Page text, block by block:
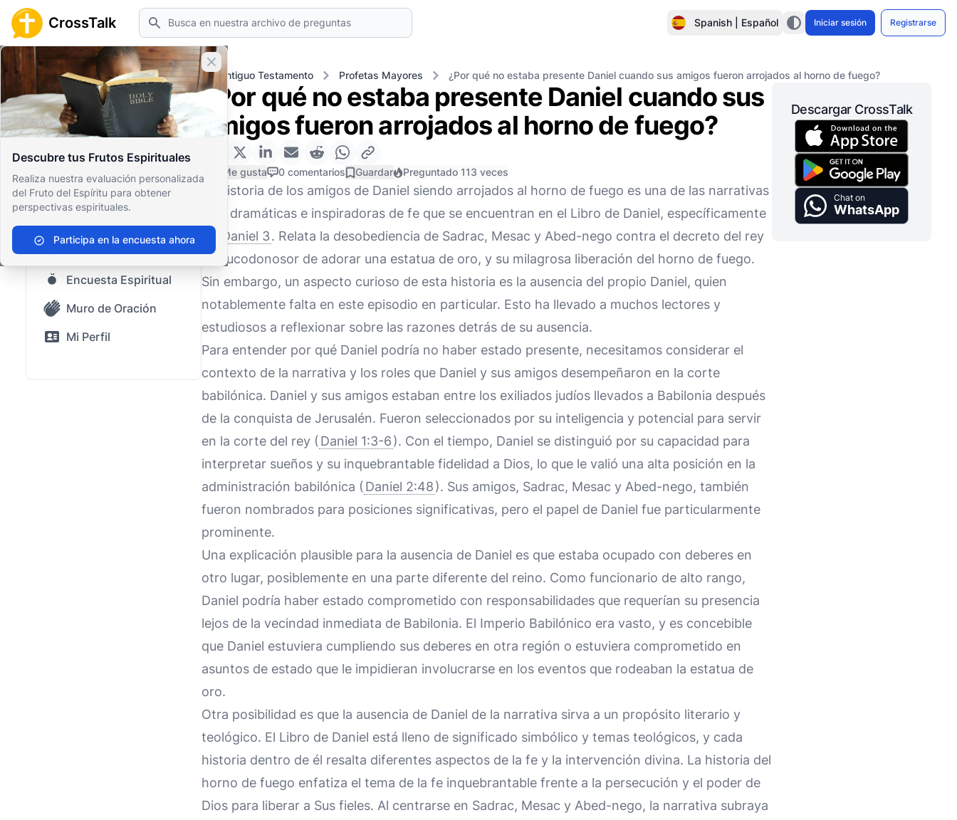
CrossTalk Buscar Spanish | Español Iniciar sesión Registrarse
Cerrar banner
Descubre tus Frutos Espirituales
Realiza nuestra evaluación personalizada
del Fruto del Espíritu para obtener
perspectivas espirituales.
Participa en la encuesta ahora
Inicio Archivo de Preguntas Antiguo Testamento Profetas Mayores ¿Por qué no estaba presente Daniel cuando sus amigos fueron arrojados al horno de fuego?
Inicio
Archivo de Preguntas
Nuestro blog
Contenido guardado
Preguntas Populares
Biblia Sagrada
Encuesta Espiritual
Muro de Oración
Mi Perfil
¿Por qué no estaba presente Daniel cuando sus
amigos fueron arrojados al horno de fuego?
0 Me gusta 0 comentarios Guardar Preguntado 113 veces
La historia de los amigos de Daniel siendo arrojados al horno de fuego es una de las narrativas
más dramáticas e inspiradoras de fe que se encuentran en el Libro de Daniel, específicamente
Daniel 3. Relata la desobediencia de Sadrac, Mesac y Abed-nego contra el decreto del rey
Nabucodonosor de adorar una estatua de oro, y su milagrosa liberación del horno de fuego.
Sin embargo, un aspecto curioso de esta historia es la ausencia del propio Daniel, quien
notablemente falta en este episodio en particular. Esto ha llevado a muchos lectores y
estudiosos a reflexionar sobre las razones detrás de su ausencia.
Para entender por qué Daniel podría no haber estado presente, necesitamos considerar el
contexto de la narrativa y los roles que Daniel y sus amigos desempeñaron en la corte
babilónica. Daniel y sus amigos estaban entre los exiliados judíos llevados a Babilonia después
de la conquista de Jerusalén. Fueron seleccionados por su inteligencia y potencial para servir
en la corte del rey ( Daniel 1:3-6). Con el tiempo, Daniel se distinguió por su capacidad para
interpretar sueños y su inquebrantable fidelidad a Dios, lo que le valió una alta posición en la
administración babilónica ( Daniel 2:48). Sus amigos, Sadrac, Mesac y Abed-nego, también
fueron nombrados para posiciones significativas, pero el papel de Daniel fue particularmente
prominente.
Una explicación plausible para la ausencia de Daniel es que estaba ocupado con deberes en
otro lugar, posiblemente en una parte diferente del reino. Como funcionario de alto rango,
Daniel podría haber estado comprometido con responsabilidades que requerían su presencia
lejos de la vecindad inmediata de Babilonia. El Imperio Babilónico era vasto, y es concebible
que Daniel estuviera cumpliendo sus deberes en otra región o estuviera comprometido en
asuntos de estado que le impidieran involucrarse en los eventos que rodeaban la estatua de
oro.
Otra posibilidad es que la ausencia de Daniel de la narrativa sirva a un propósito literario y
teológico. El Libro de Daniel está lleno de significado simbólico y temas teológicos, y cada
historia dentro de él resalta diferentes aspectos de la fe y la intervención divina. La historia del
horno de fuego enfatiza el tema de la fe inquebrantable frente a la persecución y el poder de
Dios para liberar a Sus fieles. Al centrarse en Sadrac, Mesac y Abed-nego, la narrativa subraya
Descargar CrossTalk
Chat on
WhatsApp